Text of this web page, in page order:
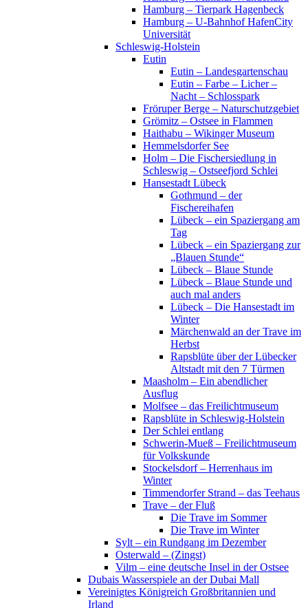
Hamburg – Tierpark Hagenbeck
Hamburg – U-Bahnhof HafenCity
Universität
Schleswig-Holstein
Eutin
Eutin – Landesgartenschau
Eutin – Farbe – Licher –
Nacht – Schlosspark
Fröruper Berge – Naturschutzgebiet
Grömitz – Ostsee in Flammen
Haithabu – Wikinger Museum
Hemmelsdorfer See
Holm – Die Fischersiedlung in
Schleswig – Ostseefjord Schlei
Hansestadt Lübeck
Gothmund – der
Fischereihafen
Lübeck – ein Spaziergang am
Tag
Lübeck – ein Spaziergang zur
„Blauen Stunde“
Lübeck – Blaue Stunde
Lübeck – Blaue Stunde und
auch mal anders
Lübeck – Die Hansestadt im
Winter
Märchenwald an der Trave im
Herbst
Rapsblüte über der Lübecker
Altstadt mit den 7 Türmen
Maasholm – Ein abendlicher
Ausflug
Molfsee – das Freilichtmuseum
Rapsblüte in Schleswig-Holstein
Der Schlei entlang
Schwerin-Mueß – Freilichtmuseum
für Volkskunde
Stockelsdorf – Herrenhaus im
Winter
Timmendorfer Strand – das Teehaus
Trave – der Fluß
Die Trave im Sommer
Die Trave im Winter
Sylt – ein Rundgang im Dezember
Osterwald – (Zingst)
Vilm – eine deutsche Insel in der Ostsee
Dubais Wasserspiele an der Dubai Mall
Vereinigtes Königreich Großbritannien und
Irland